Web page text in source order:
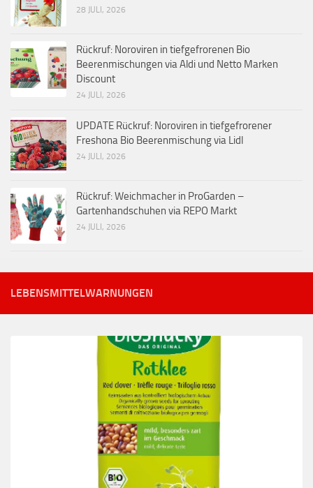
28 JULI, 2026
Rückruf: Noroviren in tiefgefrorenen Bio
Beerenmischungen via Aldi und Netto Marken
Discount
24 JULI, 2026
UPDATE Rückruf: Noroviren in tiefgefrorener
Freshona Bio Beerenmischung via Lidl
24 JULI, 2026
Rückruf: Weichmacher in ProGarden –
Gartenhandschuhen via REPO Markt
24 JULI, 2026
LEBENSMITTELWARNUNGEN